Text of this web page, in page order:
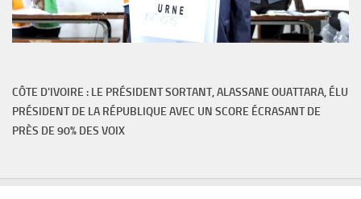
CÔTE D'IVOIRE : LE PRÉSIDENT SORTANT, ALASSANE OUATTARA, ÉLU
PRÉSIDENT DE LA RÉPUBLIQUE AVEC UN SCORE ÉCRASANT DE
PRÈS DE 90% DES VOIX